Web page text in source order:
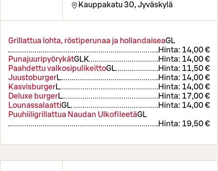
Kauppakatu 30, Jyväskylä
Grillattua lohta, röstiperunaa ja hollandaiseaGL
Hinta: 14,00 €
PunajuuripyörykätGLK Hinta: 14,00 €
Paahdettu valkosipulikeittoGL Hinta: 11,50 €
JuustoburgerL Hinta: 14,00 €
KasvisburgerL Hinta: 14,00 €
Deluxe burgerL Hinta: 17,00 €
LounassalaattiGL Hinta: 14,00 €
Puuhiiligrillattua Naudan UlkofileetäGL
Hinta: 19,50 €